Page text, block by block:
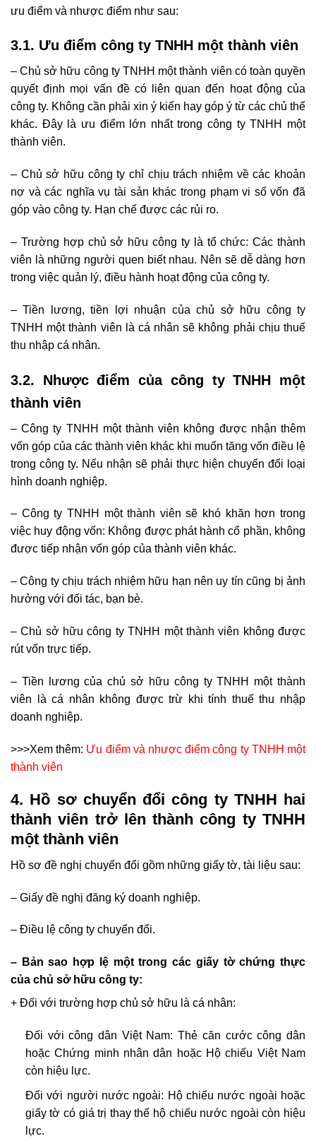
ưu điểm và nhược điểm như sau:
3.1. Ưu điểm công ty TNHH một thành viên
– Chủ sở hữu công ty TNHH một thành viên có toàn quyền
quyết định mọi vấn đề có liên quan đến hoạt động của
công ty. Không cần phải xin ý kiến hay góp ý từ các chủ thể
khác. Đây là ưu điểm lớn nhất trong công ty TNHH một
thành viên.
– Chủ sở hữu công ty chỉ chịu trách nhiệm về các khoản
nợ và các nghĩa vụ tài sản khác trong phạm vi số vốn đã
góp vào công ty. Hạn chế được các rủi ro.
– Trường hợp chủ sở hữu công ty là tổ chức: Các thành
viên là những người quen biết nhau. Nên sẽ dễ dàng hơn
trong việc quản lý, điều hành hoạt động của công ty.
– Tiền lương, tiền lợi nhuận của chủ sở hữu công ty
TNHH một thành viên là cá nhân sẽ không phải chịu thuế
thu nhập cá nhân.
3.2. Nhược điểm của công ty TNHH một
thành viên
– Công ty TNHH một thành viên không được nhận thêm
vốn góp của các thành viên khác khi muốn tăng vốn điều lệ
trong công ty. Nếu nhận sẽ phải thực hiện chuyển đổi loại
hình doanh nghiệp.
– Công ty TNHH một thành viên sẽ khó khăn hơn trong
việc huy động vốn: Không được phát hành cổ phần, không
được tiếp nhận vốn góp của thành viên khác.
– Công ty chịu trách nhiệm hữu hạn nên uy tín cũng bị ảnh
hưởng với đối tác, bạn bè.
– Chủ sở hữu công ty TNHH một thành viên không được
rút vốn trực tiếp.
– Tiền lương của chủ sở hữu công ty TNHH một thành
viên là cá nhân không được trừ khi tính thuế thu nhập
doanh nghiệp.
>>>Xem thêm: Ưu điểm và nhược điểm công ty TNHH một
thành viên
4. Hồ sơ chuyển đổi công ty TNHH hai
thành viên trở lên thành công ty TNHH
một thành viên
Hồ sơ đề nghị chuyển đổi gồm những giấy tờ, tài liệu sau:
– Giấy đề nghị đăng ký doanh nghiệp.
– Điều lệ công ty chuyển đổi.
– Bản sao hợp lệ một trong các giấy tờ chứng thực
của chủ sở hữu công ty:
+ Đối với trường hợp chủ sở hữu là cá nhân:
Đối với công dân Việt Nam: Thẻ căn cước công dân
hoặc Chứng minh nhân dân hoặc Hộ chiếu Việt Nam
còn hiệu lực.
Đối với người nước ngoài: Hộ chiếu nước ngoài hoặc
giấy tờ có giá trị thay thế hộ chiếu nước ngoài còn hiệu
lực.